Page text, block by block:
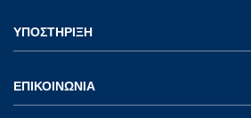
ΥΠΟΣΤΗΡΙΞΗ
ΕΠΙΚΟΙΝΩΝΙΑ